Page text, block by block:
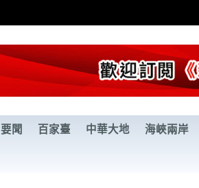
要聞 百家臺 中華大地 海峽兩岸